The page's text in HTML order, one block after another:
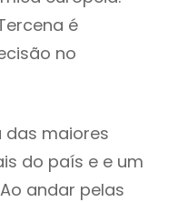
é
no
das maiores
do país e e um
andar pelas